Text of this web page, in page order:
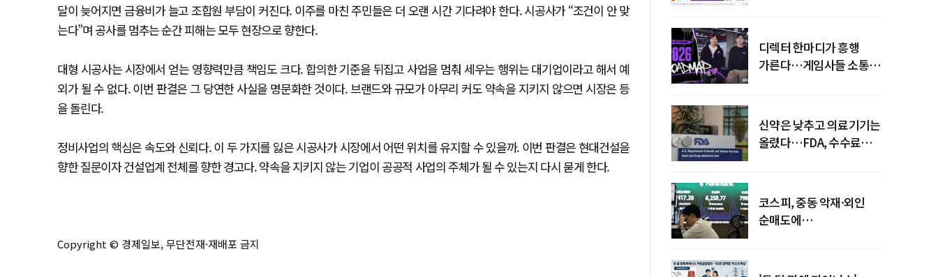
달이 늦어지면 금융비가 늘고 조합원 부담이 커진다. 이주를 마친 주민들은 더 오랜 시간 기다려야 한다. 시공사가 “조건이 안 맞
는다”며 공사를 멈추는 순간 피해는 모두 현장으로 향한다.
대형 시공사는 시장에서 얻는 영향력만큼 책임도 크다. 합의한 기준을 뒤집고 사업을 멈춰 세우는 행위는 대기업이라고 해서 예
외가 될 수 없다. 이번 판결은 그 당연한 사실을 명문화한 것이다. 브랜드와 규모가 아무리 커도 약속을 지키지 않으면 시장은 등
을 돌린다.
정비사업의 핵심은 속도와 신뢰다. 이 두 가지를 잃은 시공사가 시장에서 어떤 위치를 유지할 수 있을까. 이번 판결은 현대건설을
향한 질문이자 건설업계 전체를 향한 경고다. 약속을 지키지 않는 기업이 공공적 사업의 주체가 될 수 있는지 다시 묻게 한다.
Copyright © 경제일보, 무단전재·재배포 금지
디렉터 한마디가 흥행
가른다…게임사들 소통
신약은 낮추고 의료기기는
올렸다…FDA, 수수료
코스피, 중동 악재·외인
순매도에